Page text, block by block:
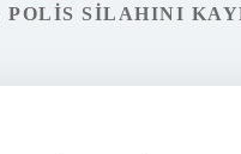
POLIS SILAHINI